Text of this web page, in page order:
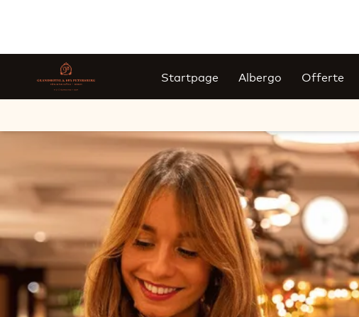
Startpage Albergo Offerte